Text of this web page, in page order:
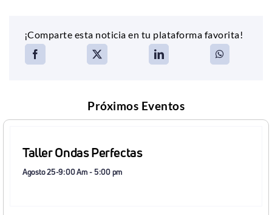
¡Comparte esta noticia en tu plataforma favorita!
Próximos Eventos
Taller Ondas Perfectas
Agosto 25-9:00 Am-5:00 pm